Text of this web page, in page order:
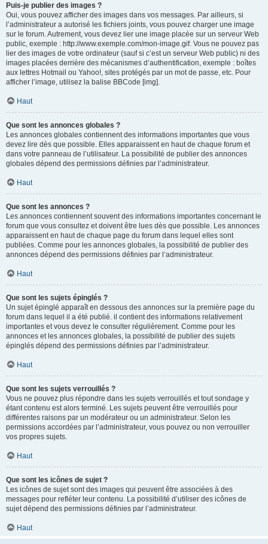
Puis-je publier des images ?
Oui, vous pouvez afficher des images dans vos messages. Par ailleurs, si
l’administrateur a autorisé les fichiers joints, vous pouvez charger une image
sur le forum. Autrement, vous devez lier une image placée sur un serveur Web
public, exemple : http://www.exemple.com/mon-image.gif. Vous ne pouvez pas
lier des images de votre ordinateur (sauf si c’est un serveur Web public) ni des
images placées derrière des mécanismes d’authentification, exemple : boîtes
aux lettres Hotmail ou Yahoo!, sites protégés par un mot de passe, etc. Pour
afficher l’image, utilisez la balise BBCode [img].
Haut
Que sont les annonces globales ?
Les annonces globales contiennent des informations importantes que vous
devez lire dès que possible. Elles apparaissent en haut de chaque forum et
dans votre panneau de l’utilisateur. La possibilité de publier des annonces
globales dépend des permissions définies par l’administrateur.
Haut
Que sont les annonces ?
Les annonces contiennent souvent des informations importantes concernant le
forum que vous consultez et doivent être lues dès que possible. Les annonces
apparaissent en haut de chaque page du forum dans lequel elles sont
publiées. Comme pour les annonces globales, la possibilité de publier des
annonces dépend des permissions définies par l’administrateur.
Haut
Que sont les sujets épinglés ?
Un sujet épinglé apparaît en dessous des annonces sur la première page du
forum dans lequel il a été publié. il contient des informations relativement
importantes et vous devez le consulter régulièrement. Comme pour les
annonces et les annonces globales, la possibilité de publier des sujets
épinglés dépend des permissions définies par l’administrateur.
Haut
Que sont les sujets verrouillés ?
Vous ne pouvez plus répondre dans les sujets verrouillés et tout sondage y
étant contenu est alors terminé. Les sujets peuvent être verrouillés pour
différentes raisons par un modérateur ou un administrateur. Selon les
permissions accordées par l’administrateur, vous pouvez ou non verrouiller
vos propres sujets.
Haut
Que sont les icônes de sujet ?
Les icônes de sujet sont des images qui peuvent être associées à des
messages pour refléter leur contenu. La possibilité d’utiliser des icônes de
sujet dépend des permissions définies par l’administrateur.
Haut